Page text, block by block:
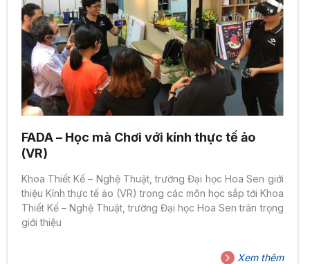
FADA – Học mà Chơi với kính thực tế ảo
(VR)
Khoa Thiết Kế – Nghệ Thuật, trường Đại học Hoa Sen giới
thiệu Kính thực tế ảo (VR) trong các môn học sắp tới Khoa
Thiết Kế – Nghệ Thuật, trường Đại học Hoa Sen trân trọng
giới thiệu
Xem thêm